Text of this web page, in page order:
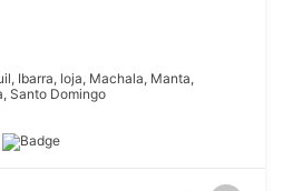
, Ibarra, loja, Machala, Manta,
, Santo Domingo